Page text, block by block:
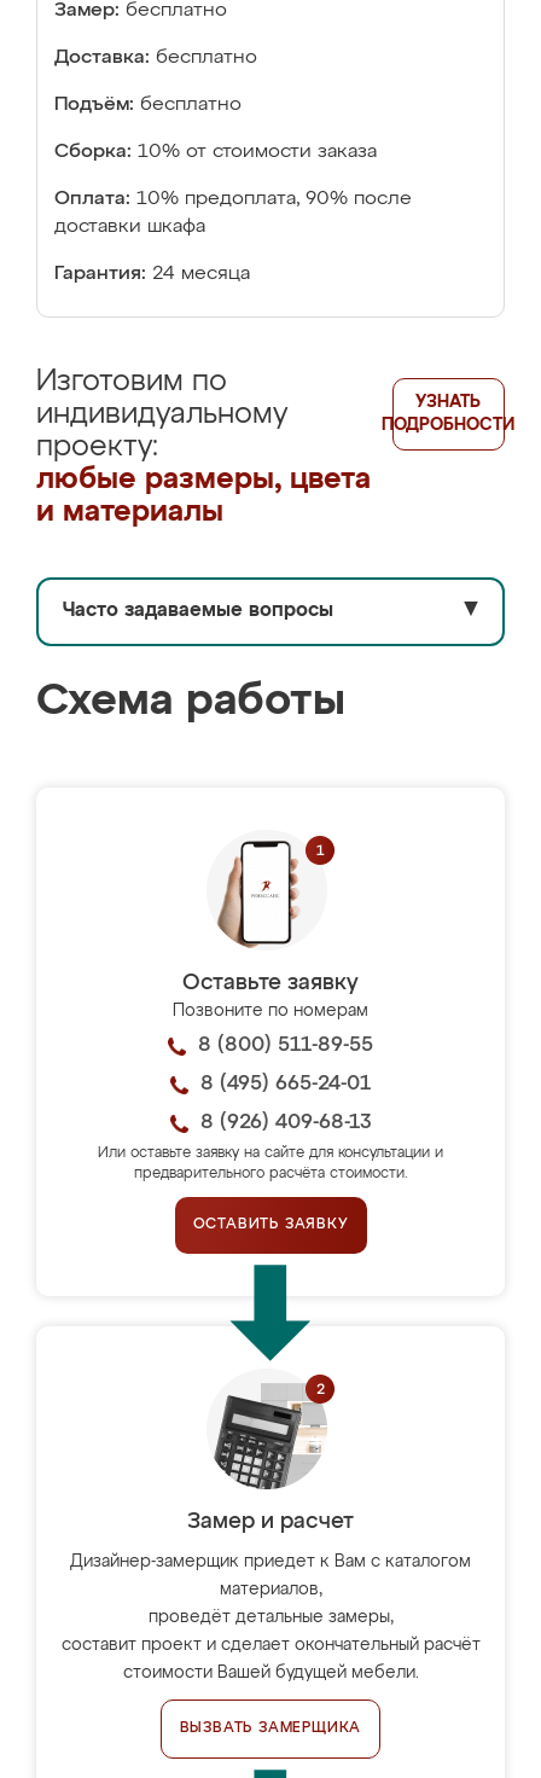
Замер: бесплатно
Доставка: бесплатно
Подъём: бесплатно
Сборка: 10% от стоимости заказа
Оплата: 10% предоплата, 90% после
доставки шкафа
Гарантия: 24 месяца
Изготовим по
индивидуальному
проекту:
любые размеры, цвета
и материалы
УЗНАТЬ
ПОДРОБНОСТИ
Часто задаваемые вопросы ▼
Схема работы
Оставьте заявку
Позвоните по номерам
8 (800) 511-89-55
8 (495) 665-24-01
8 (926) 409-68-13
Или оставьте заявку на сайте для консультации и
предварительного расчёта стоимости.
ОСТАВИТЬ ЗАЯВКУ
Замер и расчет
Дизайнер-замерщик приедет к Вам с каталогом
материалов,
проведёт детальные замеры,
составит проект и сделает окончательный расчёт
стоимости Вашей будущей мебели.
ВЫЗВАТЬ ЗАМЕРЩИКА